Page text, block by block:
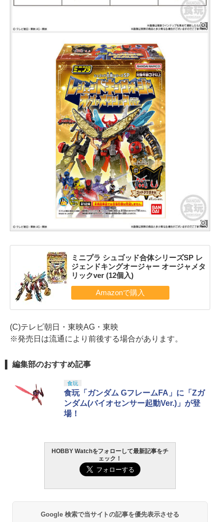
ミニプラ シュゴッド合体シリーズSP レ
ジェンドキングオージャー オージャメタ
リックver (12個入)
(C)テレビ朝日・東映AG・東映
※発売日は流通により前後する場合があります。
編集部のおすすめ記事
食玩
食玩「ガンダム GフレームFA」に「Zガ
ンダム(バイオセンサー起動Ver.)」が登
場！
HOBBY Watchをフォローして最新記事をチ
ェック！
Google 検索で当サイトの記事を優先表示させる